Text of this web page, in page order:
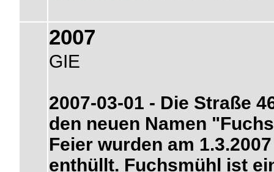
2007
GIE
2007-03-01 - Die Straße
den neuen Namen
Feier wurden am
enthüllt. Fuchsmühl ist